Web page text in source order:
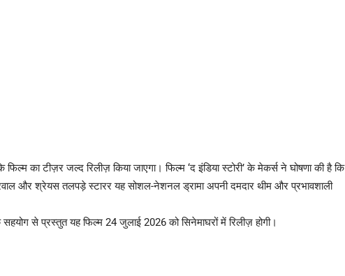
फिल्म का टीज़र जल्द रिलीज़ किया जाएगा। फिल्म ‘द इंडिया स्टोरी’ के मेकर्स ने घोषणा की है कि
और श्रेयस तलपड़े स्टारर यह सोशल-नेशनल ड्रामा अपनी दमदार थीम और प्रभावशाली
से प्रस्तुत यह फिल्म 24 जुलाई 2026 को सिनेमाघरों में रिलीज़ होगी।